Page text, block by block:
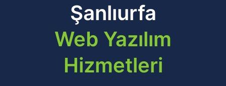
Şanlıurfa
Web Yazılım
Hizmetleri